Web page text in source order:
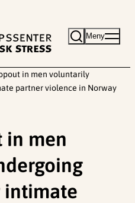
Meny
in men voluntarily
partner violence in Norway
in men
intimate